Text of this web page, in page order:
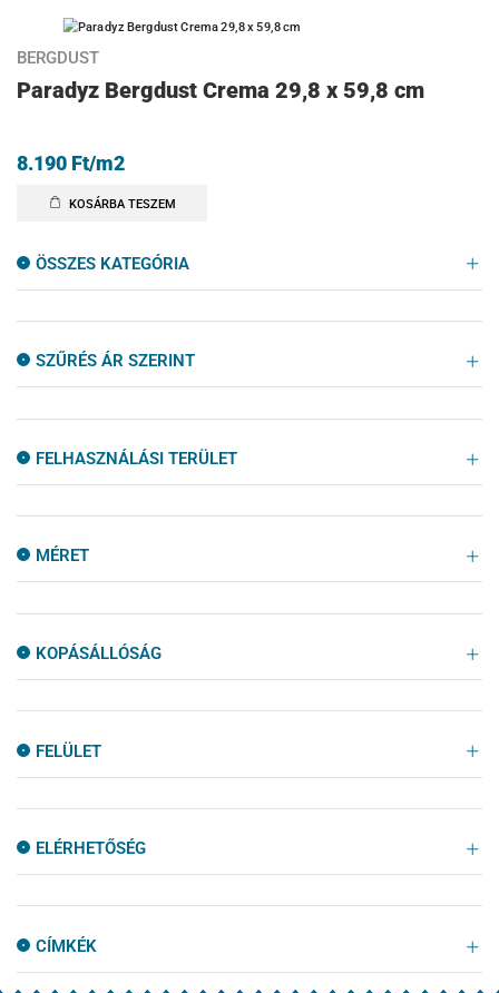
ÖSSZES KATEGÓRIA
SZŰRÉS ÁR SZERINT
FELHASZNÁLÁSI TERÜLET
MÉRET
KOPÁSÁLLÓSÁG
FELÜLET
ELÉRHETŐSÉG
CÍMKÉK
BERGDUST
Paradyz Bergdust Crema 29,8 x 59,8 cm
8.190 Ft/m2
KOSÁRBA TESZEM